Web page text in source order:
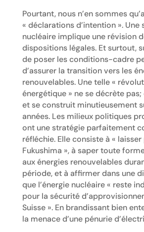
Pourtant, nous n’en sommes
« déclarations d’intention ». Une
nucléaire implique une révision
dispositions légales. Et surtout,
de poser les conditions-cadre
d’assurer la transition vers les
renouvelables. Une telle «
énergétique » ne se décrète
et se construit minutieusement
années. Les milieux politiques
ont une stratégie parfaitement
réfléchie. Elle consiste à « laisser
Fukushima », à saper toute
aux énergies renouvelables
période, et à affirmer dans une
que l’énergie nucléaire « reste
pour la sécurité
Suisse ». En brandissant bien
la menace d’une pénurie